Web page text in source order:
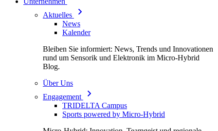
Aktuelles
News
Kalender
Bleiben Sie informiert: News, Trends und Innovationen
rund um Sensorik und Elektronik im Micro-Hybrid
Blog.
Über Uns
Engagement
TRIDELTA Campus
Sports powered by Micro-Hybrid